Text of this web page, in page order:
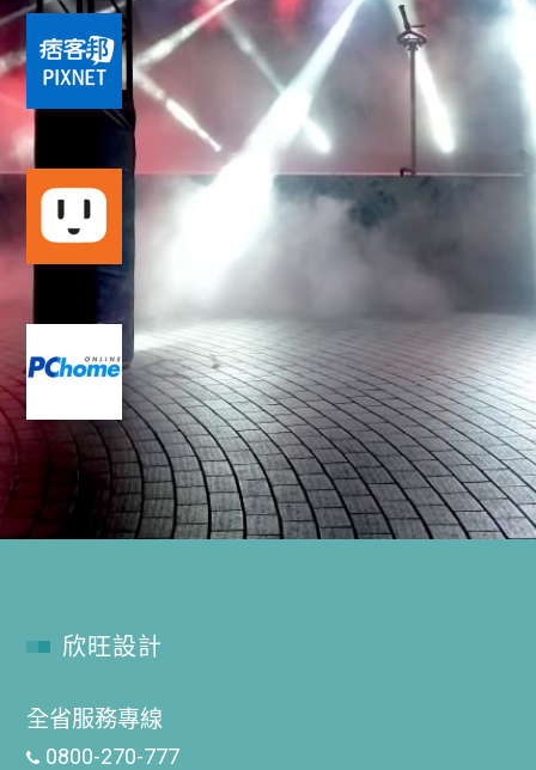
欣旺設計
全省服務專線
0800-270-777